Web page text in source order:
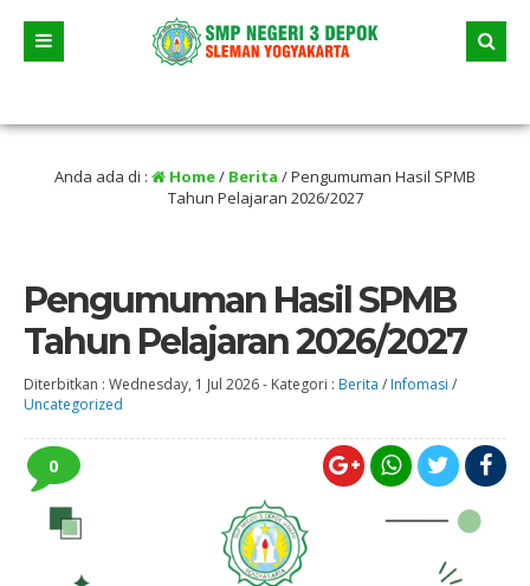
Anda ada di : Home/ Berita /Pengumuman Hasil SPMB
Tahun Pelajaran 2026/2027
Pengumuman Hasil SPMB
Tahun Pelajaran 2026/2027
Diterbitkan : Wednesday, 1 Jul 2026- Kategori : Berita / Infomasi /
Uncategorized
0